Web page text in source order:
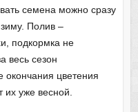
семена можно сразу
Полив –
подкормка не
весь сезон
цветения
уже весной.